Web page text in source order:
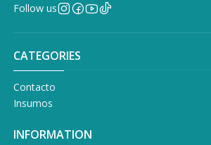
Follow us
CATEGORIES
Contacto
Insumos
INFORMATION